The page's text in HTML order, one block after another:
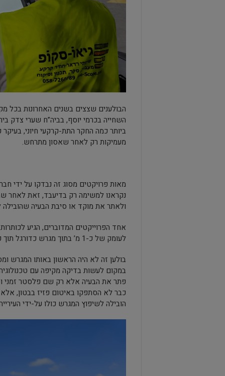
הבולענים שצצים בשנים האחרונות בכל
השחייה בכרמי יוסף, בביה”ח שערי צדק
ביותר כמה החקר התת-קרקעי חיוני,
מעמיקות רק לאחר שאסון מתרחש.
מאות פרויקטים מסוג זה נבדקו על ידי
נקראנו למשימה רק בדיעבד, זאת לאחר
ולאתר את מוקד או סיבת הבעיה שהובילה
לעומק של כ-1 מ’ בתוך מגרש כדורגל תוך כדי שכל הילדים שיחקו בחצר בהפסקה.
בולען זה לא היה הראשון באותו המגרש
במקום לעשות בדיקה מקיפה עם
פתר את הבעיה אלא רק שם פלסטר זמני
כבר לא הסתפקו באיטום פזיז בבטון,
הובילה לשיפוץ המגרש כולו על-ידי